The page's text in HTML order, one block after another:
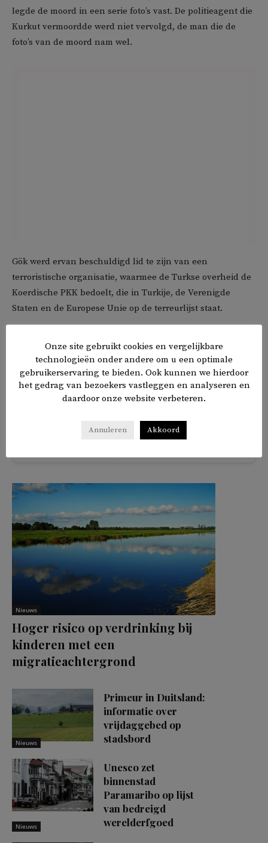
legde de moord in een serie foto’s vast. De politieagent die
Kurkut vermoordde werd niet vervolgd, de man die de
foto’s van de moord nam wel.
Gök werd ervan beschuldigd lid te zijn van een
terroristische organisatie, waarmee de Turkse overheid de
Koerdische PKK bedoelt, die in Turkije, de Verenigde
Staten en de Europese Unie op de terreurlijst staat.
Uiteindelijk werd het anderhalf jaar. Gök ziet het als wraak
van de Turkse overheid voor het feit dat hij de moord op
Kurkut heeft vastgelegd.
in
Nieuws
Hoger risico op verdrinking bij
kinderen met een
migratieachtergrond
Nieuws
Primeur in Duitsland:
informatie over
vrijdaggebed op
stadsbord
Nieuws
Unesco zet
binnenstad
Paramaribo op lijst
van bedreigd
werelderfgoed
Onze site gebruikt cookies en vergelijkbare
technologieën onder andere om u een optimale
gebruikerservaring te bieden. Ook kunnen we hierdoor
het gedrag van bezoekers vastleggen en analyseren en
daardoor onze website verbeteren.
Annuleren Akkoord